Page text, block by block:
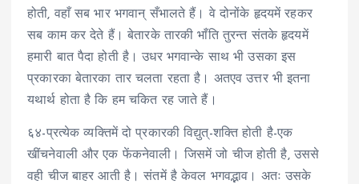
होती, वहाँ सब भार भगवान् सँभालते हैं। वे दोनोंके हृदयमें रहकर
सब काम कर देते हैं। बेतारके तारकी भाँति तुरन्त संतके हृदयमें
हमारी बात पैदा होती है। उधर भगवान्के साथ भी उसका इस
प्रकारका बेतारका तार चलता रहता है। अतएव उत्तर भी इतना
यथार्थ होता है कि हम चकित रह जाते हैं।
६४-प्रत्येक व्यक्तिमें दो प्रकारकी विद्युत्-शक्ति होती है-एक
खींचनेवाली और एक फेंकनेवाली। जिसमें जो चीज होती है, उससे
वही चीज बाहर आती है। संतमें है केवल भगवद्भाव। अतः उसके